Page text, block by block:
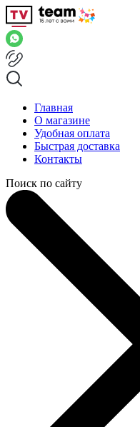
Главная
О магазине
Удобная оплата
Быстрая доставка
Контакты
Поиск по сайту